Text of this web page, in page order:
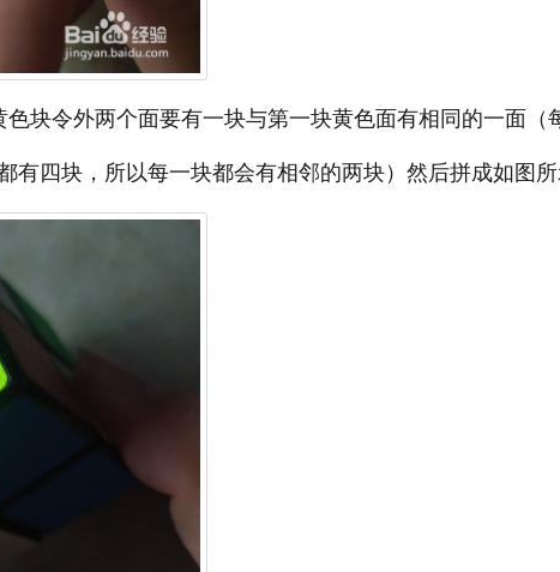
块令外两个面要有一块与第一块黄色面有相同的一面（
有四块，所以每一块都会有相邻的两块）然后拼成如图